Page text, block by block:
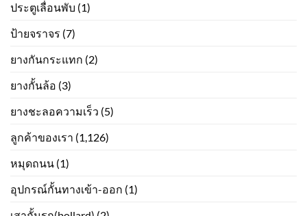
ประตูเลื่อนพับ (1)
ป้ายจราจร (7)
ยางกันกระแทก (2)
ยางกั้นล้อ (3)
ยางชะลอความเร็ว (5)
ลูกค้าของเรา (1,126)
หมุดถนน (1)
อุปกรณ์กั้นทางเข้า-ออก (1)